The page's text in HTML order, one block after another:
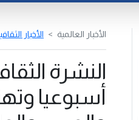
الأخبار العالمية الأخبار
النشرة
أسبوعيا